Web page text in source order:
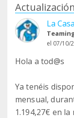
La
el 07/10/
Hola a tod@s
Ya tenéis
mensual,
1.194,27€ en